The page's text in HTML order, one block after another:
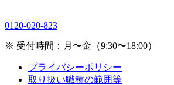
0120-020-823
※ 受付時間：月〜金（9:30〜18:00）
プライバシーポリシー
取り扱い職種の範囲等